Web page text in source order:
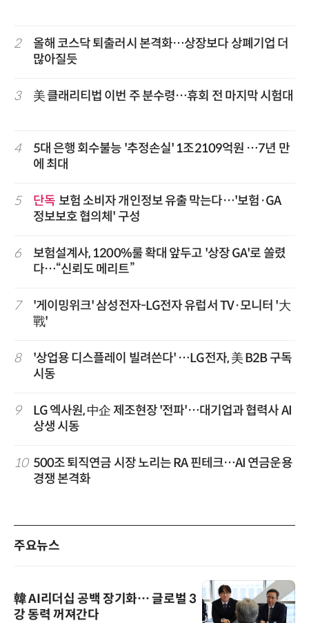
2
올해 코스닥 퇴출러시 본격화…상장보다 상폐기업 더
많아질듯
3 美 클래리티법 이번 주 분수령…휴회 전 마지막 시험대
4
5대 은행 회수불능 '추정손실' 1조2109억원 …7년 만
에 최대
5 단독 보험 소비자 개인정보 유출 막는다…'보험·GA
정보보호 협의체' 구성
6
보험설계사, 1200%룰 확대 앞두고 '상장 GA'로 쏠렸
다…“신뢰도 메리트”
7
'게이밍위크' 삼성전자-LG전자 유럽서 TV·모니터 '大
戰'
8
'상업용 디스플레이 빌려쓴다' …LG전자, 美 B2B 구독
시동
9
LG 엑사원, 中企 제조현장 '전파'…대기업과 협력사 AI
상생 시동
10 500조 퇴직연금 시장 노리는 RA 핀테크…AI 연금운용
경쟁 본격화
주요뉴스
韓 AI리더십 공백 장기화… 글로벌 3
강 동력 꺼져간다